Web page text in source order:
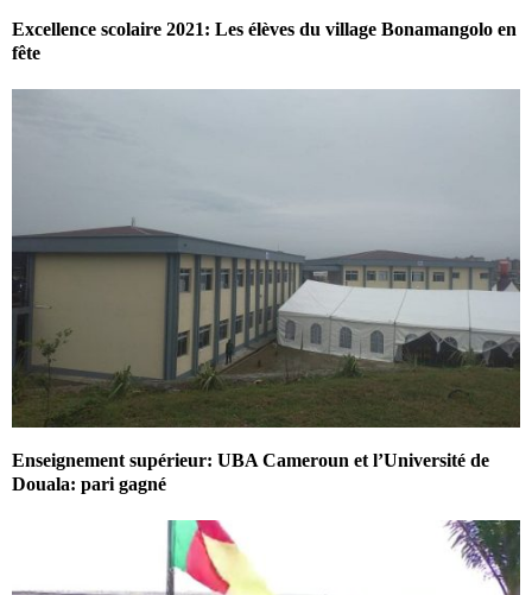
Excellence scolaire 2021: Les élèves du village Bonamangolo en
fête
Enseignement supérieur: UBA Cameroun et l’Université de
Douala: pari gagné